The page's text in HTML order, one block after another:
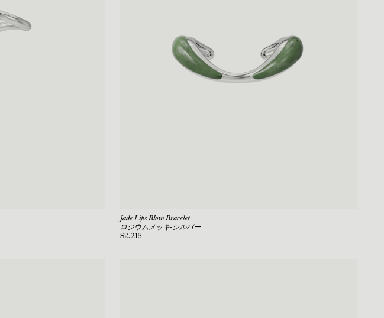
Jade Lips Blow Bracelet
ロジウムメッキ-シルバー
$2,215